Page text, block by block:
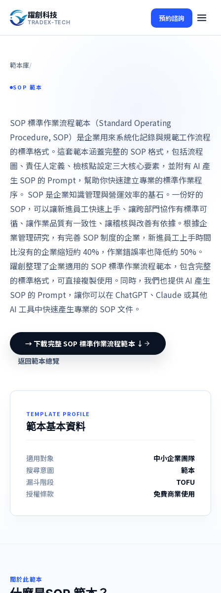
躍創科技
TRADEX-TECH 預約諮詢
範本庫/
SOP 範本
SOP 標準作業流程範本（Standard Operating
Procedure, SOP）是企業用來系統化記錄與規範工作流程
的標準格式。這套範本涵蓋完整的 SOP 格式，包括流程
圖、責任人定義、檢核點設定三大核心要素，並附有 AI 產
生 SOP 的 Prompt，幫助你快速建立專業的標準作業程
序。 SOP 是企業知識管理與營運效率的基石。一份好的
SOP，可以讓新進員工快速上手、讓跨部門協作有標準可
循、讓作業品質有一致性、讓稽核與改善有依據。根據企
業管理研究，有完善 SOP 制度的企業，新進員工上手時間
比沒有的企業縮短約 40%，作業錯誤率也降低約 50%。
躍創整理了企業適用的 SOP 標準作業流程範本，包含完整
的標準格式，可直接複製使用。同時，我們也提供 AI 產生
SOP 的 Prompt，讓你可以在 ChatGPT、Claude 或其他
AI 工具中快速產生專業的 SOP 文件。
→ 下載完整 SOP 標準作業流程範本 ↓
返回範本總覽
TEMPLATE PROFILE
範本基本資料
適用對象
中小企業團隊
搜尋意圖
範本
漏斗階段
TOFU
授權條款
免費商業使用
關於此範本